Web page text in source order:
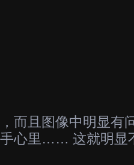
而且图像中明显有
心里…… 这就明显